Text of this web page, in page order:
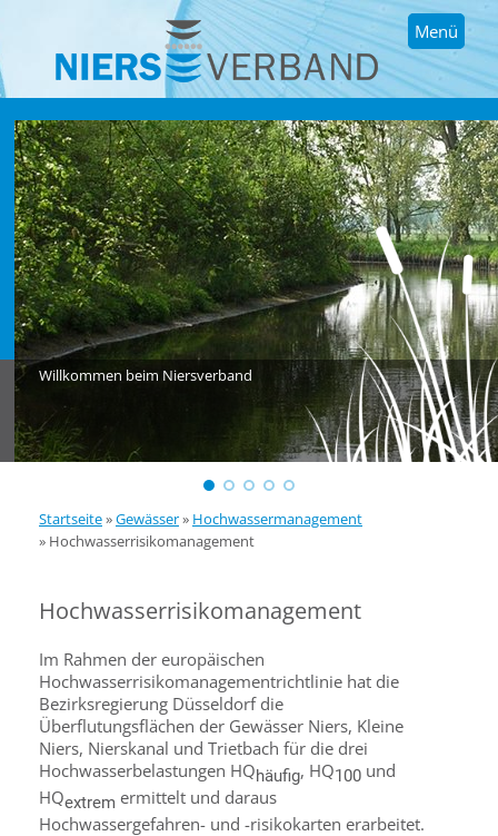
Menü
Willkommen beim Niersverband
Startseite»Gewässer» Hochwassermanagement
» Hochwasserrisikomanagement
Hochwasserrisikomanagement
Im Rahmen der europäischen
Hochwasserrisikomanagementrichtlinie hat die
Bezirksregierung Düsseldorf die
Überflutungsflächen der Gewässer Niers, Kleine
Niers, Nierskanal und Trietbach für die drei
Hochwasserbelastungen HQhäufig, HQ100 und
HQextrem ermittelt und daraus
Hochwassergefahren- und -risikokarten erarbeitet.